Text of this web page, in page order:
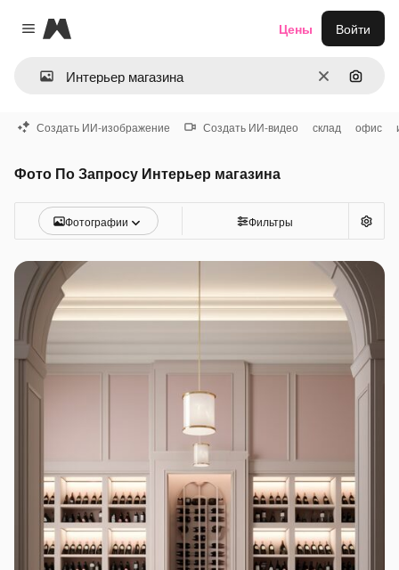
Close menu
Magnific
ОчиститьПоиск
Цены Войти
Создать ИИ-изображение Создать ИИ-видео склад офис
Фото По Запросу Интерьер магазина
Фотографии Фильтры